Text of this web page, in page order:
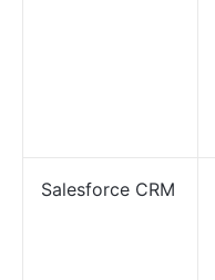
Salesforce CRM